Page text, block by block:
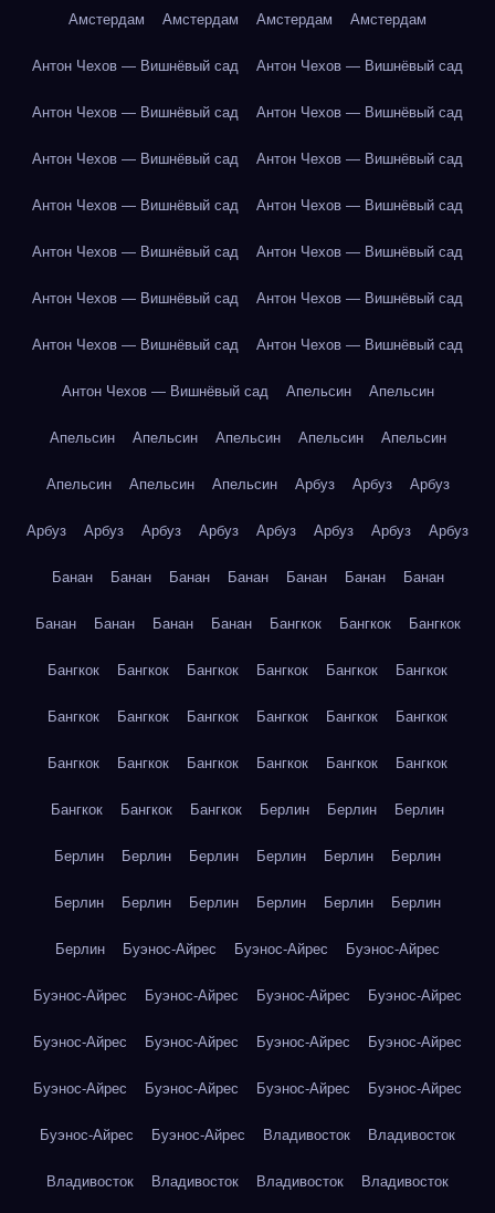
Амстердам Амстердам Амстердам Амстердам
Антон Чехов — Вишнёвый сад Антон Чехов — Вишнёвый сад
Антон Чехов — Вишнёвый сад Антон Чехов — Вишнёвый сад
Антон Чехов — Вишнёвый сад Антон Чехов — Вишнёвый сад
Антон Чехов — Вишнёвый сад Антон Чехов — Вишнёвый сад
Антон Чехов — Вишнёвый сад Антон Чехов — Вишнёвый сад
Антон Чехов — Вишнёвый сад Антон Чехов — Вишнёвый сад
Антон Чехов — Вишнёвый сад Антон Чехов — Вишнёвый сад
Антон Чехов — Вишнёвый сад Апельсин Апельсин
Апельсин Апельсин Апельсин Апельсин Апельсин
Апельсин Апельсин Апельсин Арбуз Арбуз Арбуз
Арбуз Арбуз Арбуз Арбуз Арбуз Арбуз Арбуз Арбуз
Банан Банан Банан Банан Банан Банан Банан
Банан Банан Банан Банан Бангкок Бангкок Бангкок
Бангкок Бангкок Бангкок Бангкок Бангкок Бангкок
Бангкок Бангкок Бангкок Бангкок Бангкок Бангкок
Бангкок Бангкок Бангкок Бангкок Бангкок Бангкок
Бангкок Бангкок Бангкок Берлин Берлин Берлин
Берлин Берлин Берлин Берлин Берлин Берлин
Берлин Берлин Берлин Берлин Берлин Берлин
Берлин Буэнос-Айрес Буэнос-Айрес Буэнос-Айрес
Буэнос-Айрес Буэнос-Айрес Буэнос-Айрес Буэнос-Айрес
Буэнос-Айрес Буэнос-Айрес Буэнос-Айрес Буэнос-Айрес
Буэнос-Айрес Буэнос-Айрес Буэнос-Айрес Буэнос-Айрес
Буэнос-Айрес Буэнос-Айрес Владивосток Владивосток
Владивосток Владивосток Владивосток Владивосток